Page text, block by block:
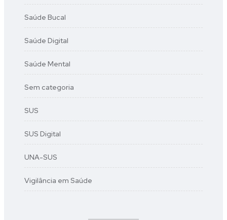
Saúde Bucal
Saúde Digital
Saúde Mental
Sem categoria
SUS
SUS Digital
UNA-SUS
Vigilância em Saúde